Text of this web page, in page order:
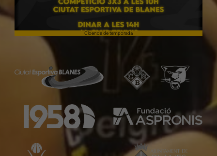
Cloenda de temporada